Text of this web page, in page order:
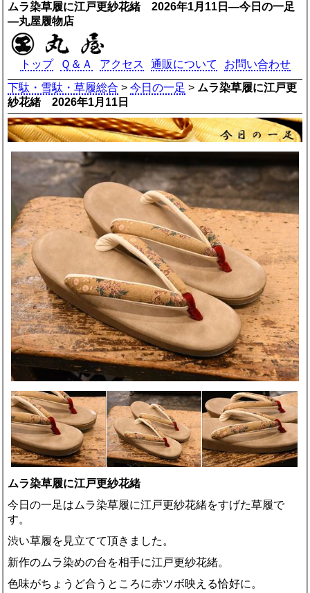
ムラ染草履に江戸更紗花緒 2026年1月11日―今日の一足
―丸屋履物店
トップ Ｑ＆Ａ アクセス 通販について
お問い合わせ
下駄・雪駄・草履総合 >今日の一足 > ムラ染草履に江戸更
紗花緒 2026年1月11日
ムラ染草履に江戸更紗花緒
今日の一足はムラ染草履に江戸更紗花緒をすげた草履で
す。
渋い草履を見立てて頂きました。
新作のムラ染めの台を相手に江戸更紗花緒。
色味がちょうど合うところに赤ツボ映える恰好に。